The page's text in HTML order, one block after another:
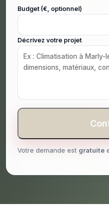
Budget (€, optionnel)
Décrivez votre projet
Votre demande est gratuite